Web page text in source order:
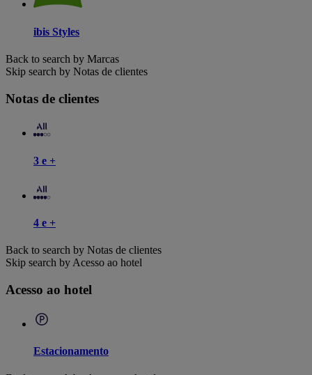
ibis Styles
Back to search by Marcas
Skip search by Notas de clientes
Notas de clientes
3 e +
4 e +
Back to search by Notas de clientes
Skip search by Acesso ao hotel
Acesso ao hotel
Estacionamento